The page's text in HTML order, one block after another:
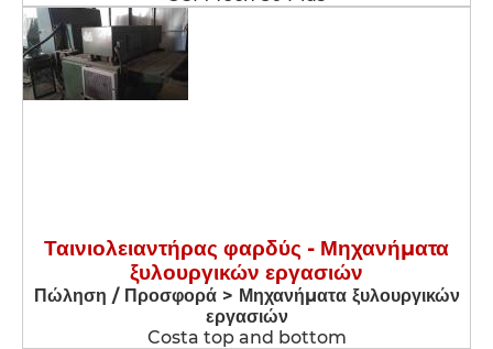
Ταινιολειαντήρας φαρδύς - Μηχανήματα
ξυλουργικών εργασιών
Πώληση / Προσφορά > Μηχανήματα ξυλουργικών
εργασιών
Costa top and bottom